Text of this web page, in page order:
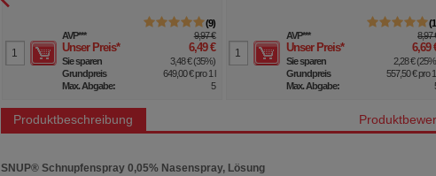
9
AVP*** 9,97 €
Unser Preis* 6,49 €
Sie sparen 3,48 €(35%)
Grundpreis
649,00 €pro 1 l
Max. Abgabe:
5
1
AVP*** 8,97
Unser Preis* 6,69
Sie sparen 2,28 €(25%
Grundpreis
557,50 €pro
Max. Abgabe:
Produktbeschreibung
SNUP® Schnupfenspray 0,05% Nasenspray, Lösung